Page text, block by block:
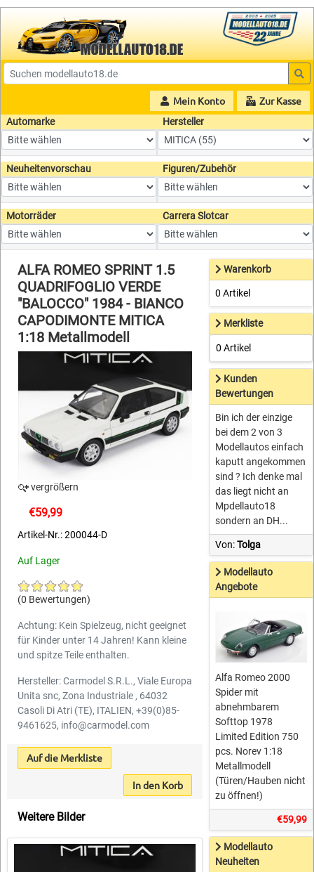
Mein Konto Zur Kasse
Automarke Hersteller
Neuheitenvorschau Figuren/Zubehör
Motorräder Carrera Slotcar
ALFA ROMEO SPRINT 1.5
QUADRIFOGLIO VERDE
"BALOCCO" 1984 - BIANCO
CAPODIMONTE MITICA
1:18 Metallmodell
vergrößern
€59,99
Artikel-Nr.: 200044-D
Auf Lager
(0 Bewertungen)
Achtung: Kein Spielzeug, nicht geeignet
für Kinder unter 14 Jahren! Kann kleine
und spitze Teile enthalten.
Hersteller: Carmodel S.R.L., Viale Europa
Unita snc, Zona Industriale , 64032
Casoli Di Atri (TE), ITALIEN, +39(0)85-
9461625, info@carmodel.com
Auf die Merkliste
In den Korb
Weitere Bilder
Warenkorb
0 Artikel
Merkliste
0 Artikel
Kunden
Bewertungen
Bin ich der einzige
bei dem 2 von 3
Modellautos einfach
kaputt angekommen
sind ? Ich denke mal
das liegt nicht an
Mpdellauto18
sondern an DH...
Von:Tolga
Modellauto
Angebote
Alfa Romeo 2000
Spider mit
abnehmbarem
Softtop 1978
Limited Edition 750
pcs. Norev 1:18
Metallmodell
(Türen/Hauben nicht
zu öffnen!)
€59,99
Modellauto
Neuheiten